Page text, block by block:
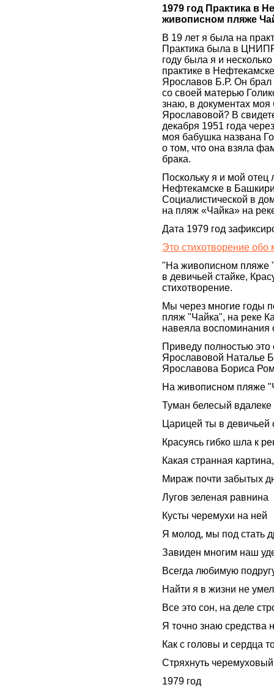
1979 год Практика в
живописном пляже
В 19 лет я была на
Практика была в
году была я и
практике в
Ярославов Б.Р. Он брал
со своей матерью
знаю, в документах моя
Ярославовой? В
декабря 1951 года
моя бабушка названа
о том, что она взяла
брака.
Поскольку я и мой
Нефтекамске в
Социалистической в
на пляж «Чайка» на
Дата 1979 год
Это стихотворение
"На живописном пляже
в девичьей стайке,
стихотворение.
Мы через многие годы
пляж "Чайка", на реке
навеяла воспоминания
Приведу полностью
Ярославовой Наталье
Ярославова Бориса
На живописном пляже
Туман белесый вдалеке
Царицей ты в девичьей
Красуясь гибко шла к
Какая странная картина,
Мираж почти забытых
Лугов зеленая равнина
Кусты черемухи на ней
Я молод, мы под стать
Завиден многим наш
Всегда любимую
Найти я в жизни не умел
Все это сон, на деле
Я точно знаю средства
Как с головы и сердца
Стряхнуть черемуховый
1979 год